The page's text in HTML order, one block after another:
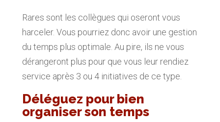
Rares sont les collègues qui oseront vous
harceler. Vous pourriez donc avoir une gestion
du temps plus optimale. Au pire, ils ne vous
dérangeront plus pour que vous leur rendiez
service après 3 ou 4 initiatives de ce type.
Déléguez pour bien
organiser son temps